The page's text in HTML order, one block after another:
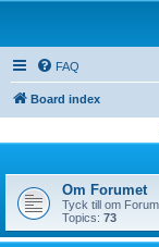
FAQ
Board index
Om Forumet
Tyck till om
Topics: 73